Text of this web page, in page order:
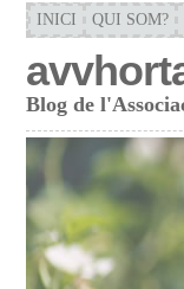
INICI QUI SOM?
Blog de